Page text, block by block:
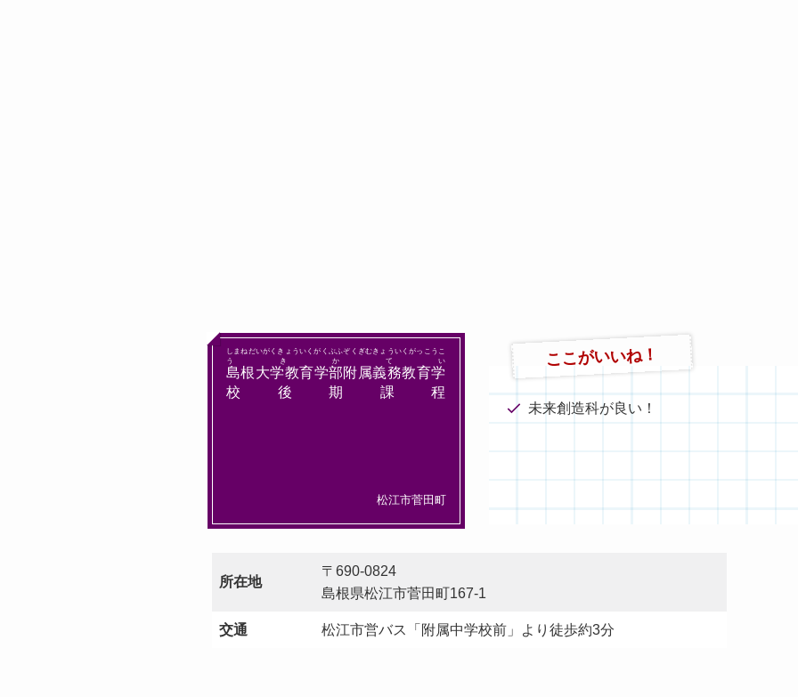
島根大学教育学部附属義務教育学
校後期課程
しまねだいがくきょういくがくぶふぞくぎむきょういくがっこうこ
うきかてい
松江市菅田町
ここがいいね！
未来創造科が良い！
所在地
〒690-0824
島根県松江市菅田町167-1
交通 松江市営バス「附属中学校前」より徒歩約3分